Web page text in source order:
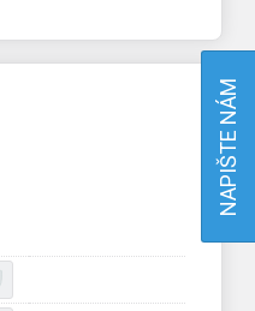
NAPIŠTE NÁM